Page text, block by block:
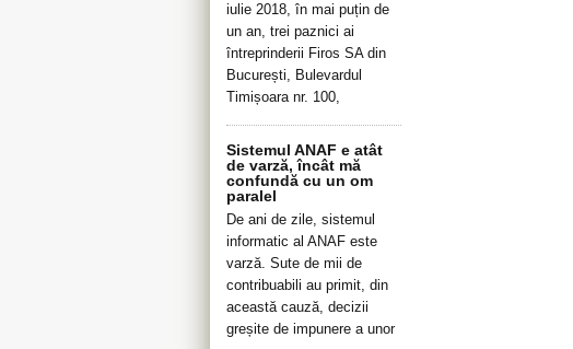
iulie 2018, în mai puțin de
un an, trei paznici ai
întreprinderii Firos SA din
București, Bulevardul
Timișoara nr. 100,
Sistemul ANAF e atât
de varză, încât mă
confundă cu un om
paralel
De ani de zile, sistemul
informatic al ANAF este
varză. Sute de mii de
contribuabili au primit, din
această cauză, decizii
greșite de impunere a unor